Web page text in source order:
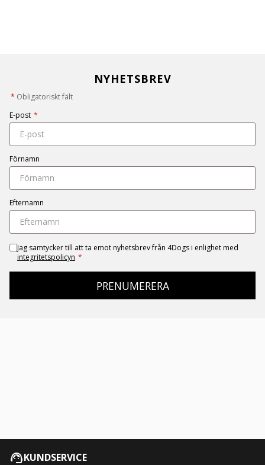
NYHETSBREV
* Obligatoriskt fält
E-post *
Förnamn
Efternamn
Jag samtycker till att ta emot nyhetsbrev från 4Dogs i enlighet med
integritetspolicyn *
PRENUMERERA
KUNDSERVICE